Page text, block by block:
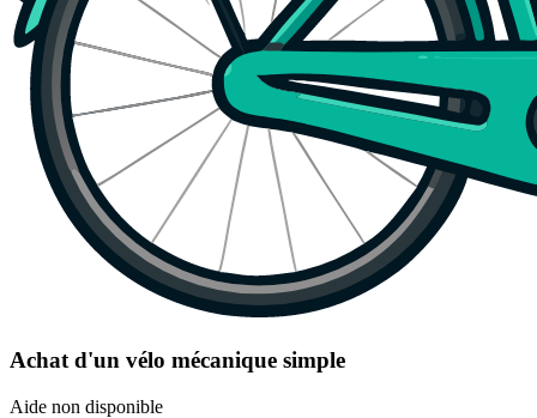
Achat d'un vélo mécanique simple
Aide non disponible